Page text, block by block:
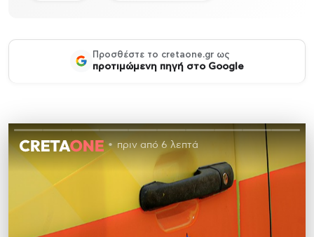
Προσθέστε το cretaone.gr ως
προτιμώμενη πηγή στο Google
πριν από 6 λεπτά